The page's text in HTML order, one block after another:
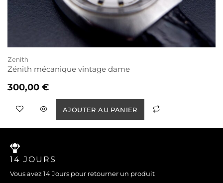
Zenith
Zénith mécanique vintage dame
300,00 €
AJOUTER AU PANIER
14 JOURS
Vous avez 14 Jours pour retourner un produit